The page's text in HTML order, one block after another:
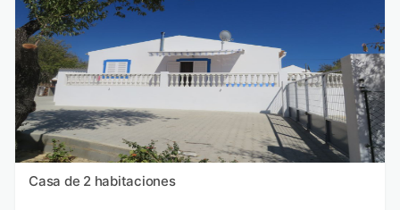
Casa de 2 habitaciones